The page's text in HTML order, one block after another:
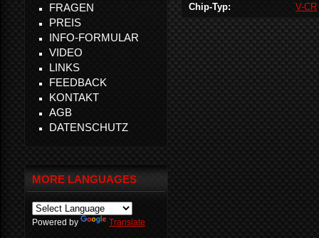
Chip-Typ:
V-CR
FRAGEN
PREIS
INFO-FORMULAR
VIDEO
LINKS
FEEDBACK
KONTAKT
AGB
DATENSCHUTZ
MORE LANGUAGES
Powered by Translate